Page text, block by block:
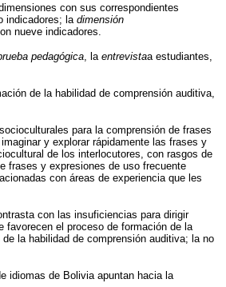
con sus correspondientes
indicadores; la dimensión
nueve indicadores.
pedagógica , la entrevistaa estudiantes,
de la habilidad de comprensión auditiva,
para la comprensión de frases
y explorar rápidamente las frases y
de los interlocutores, con rasgos de
frases y expresiones de uso frecuente
con áreas de experiencia que les
con las insuficiencias para dirigir
favorecen el proceso de formación de la
la habilidad de comprensión auditiva; la no
idiomas de Bolivia apuntan hacia la